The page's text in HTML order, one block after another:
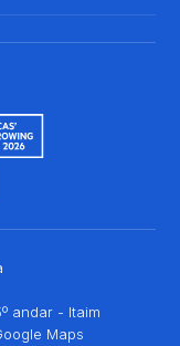
andar - Itaim
Maps